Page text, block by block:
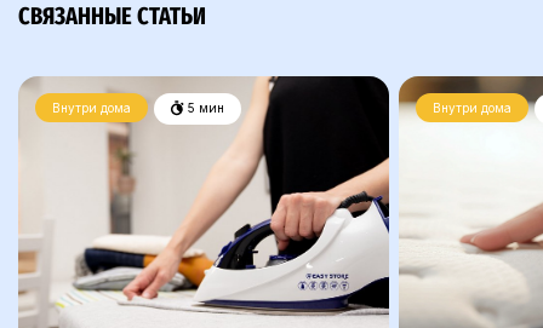
СВЯЗАННЫЕ СТАТЬИ
Внутри дома 5 мин Внутри дома